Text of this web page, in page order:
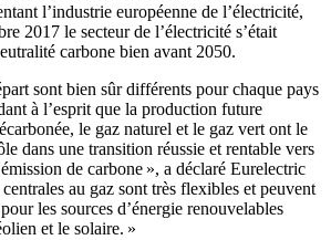
l’industrie européenne de l’électricité,
2017 le secteur de l’électricité s’était
carbone bien avant 2050.
sont bien sûr différents pour chaque pays
à l’esprit que la production future
le gaz naturel et le gaz vert ont le
dans une transition réussie et rentable vers
de carbone », a déclaré Eurelectric
au gaz sont très flexibles et peuvent
les sources d’énergie renouvelables
et le solaire. »